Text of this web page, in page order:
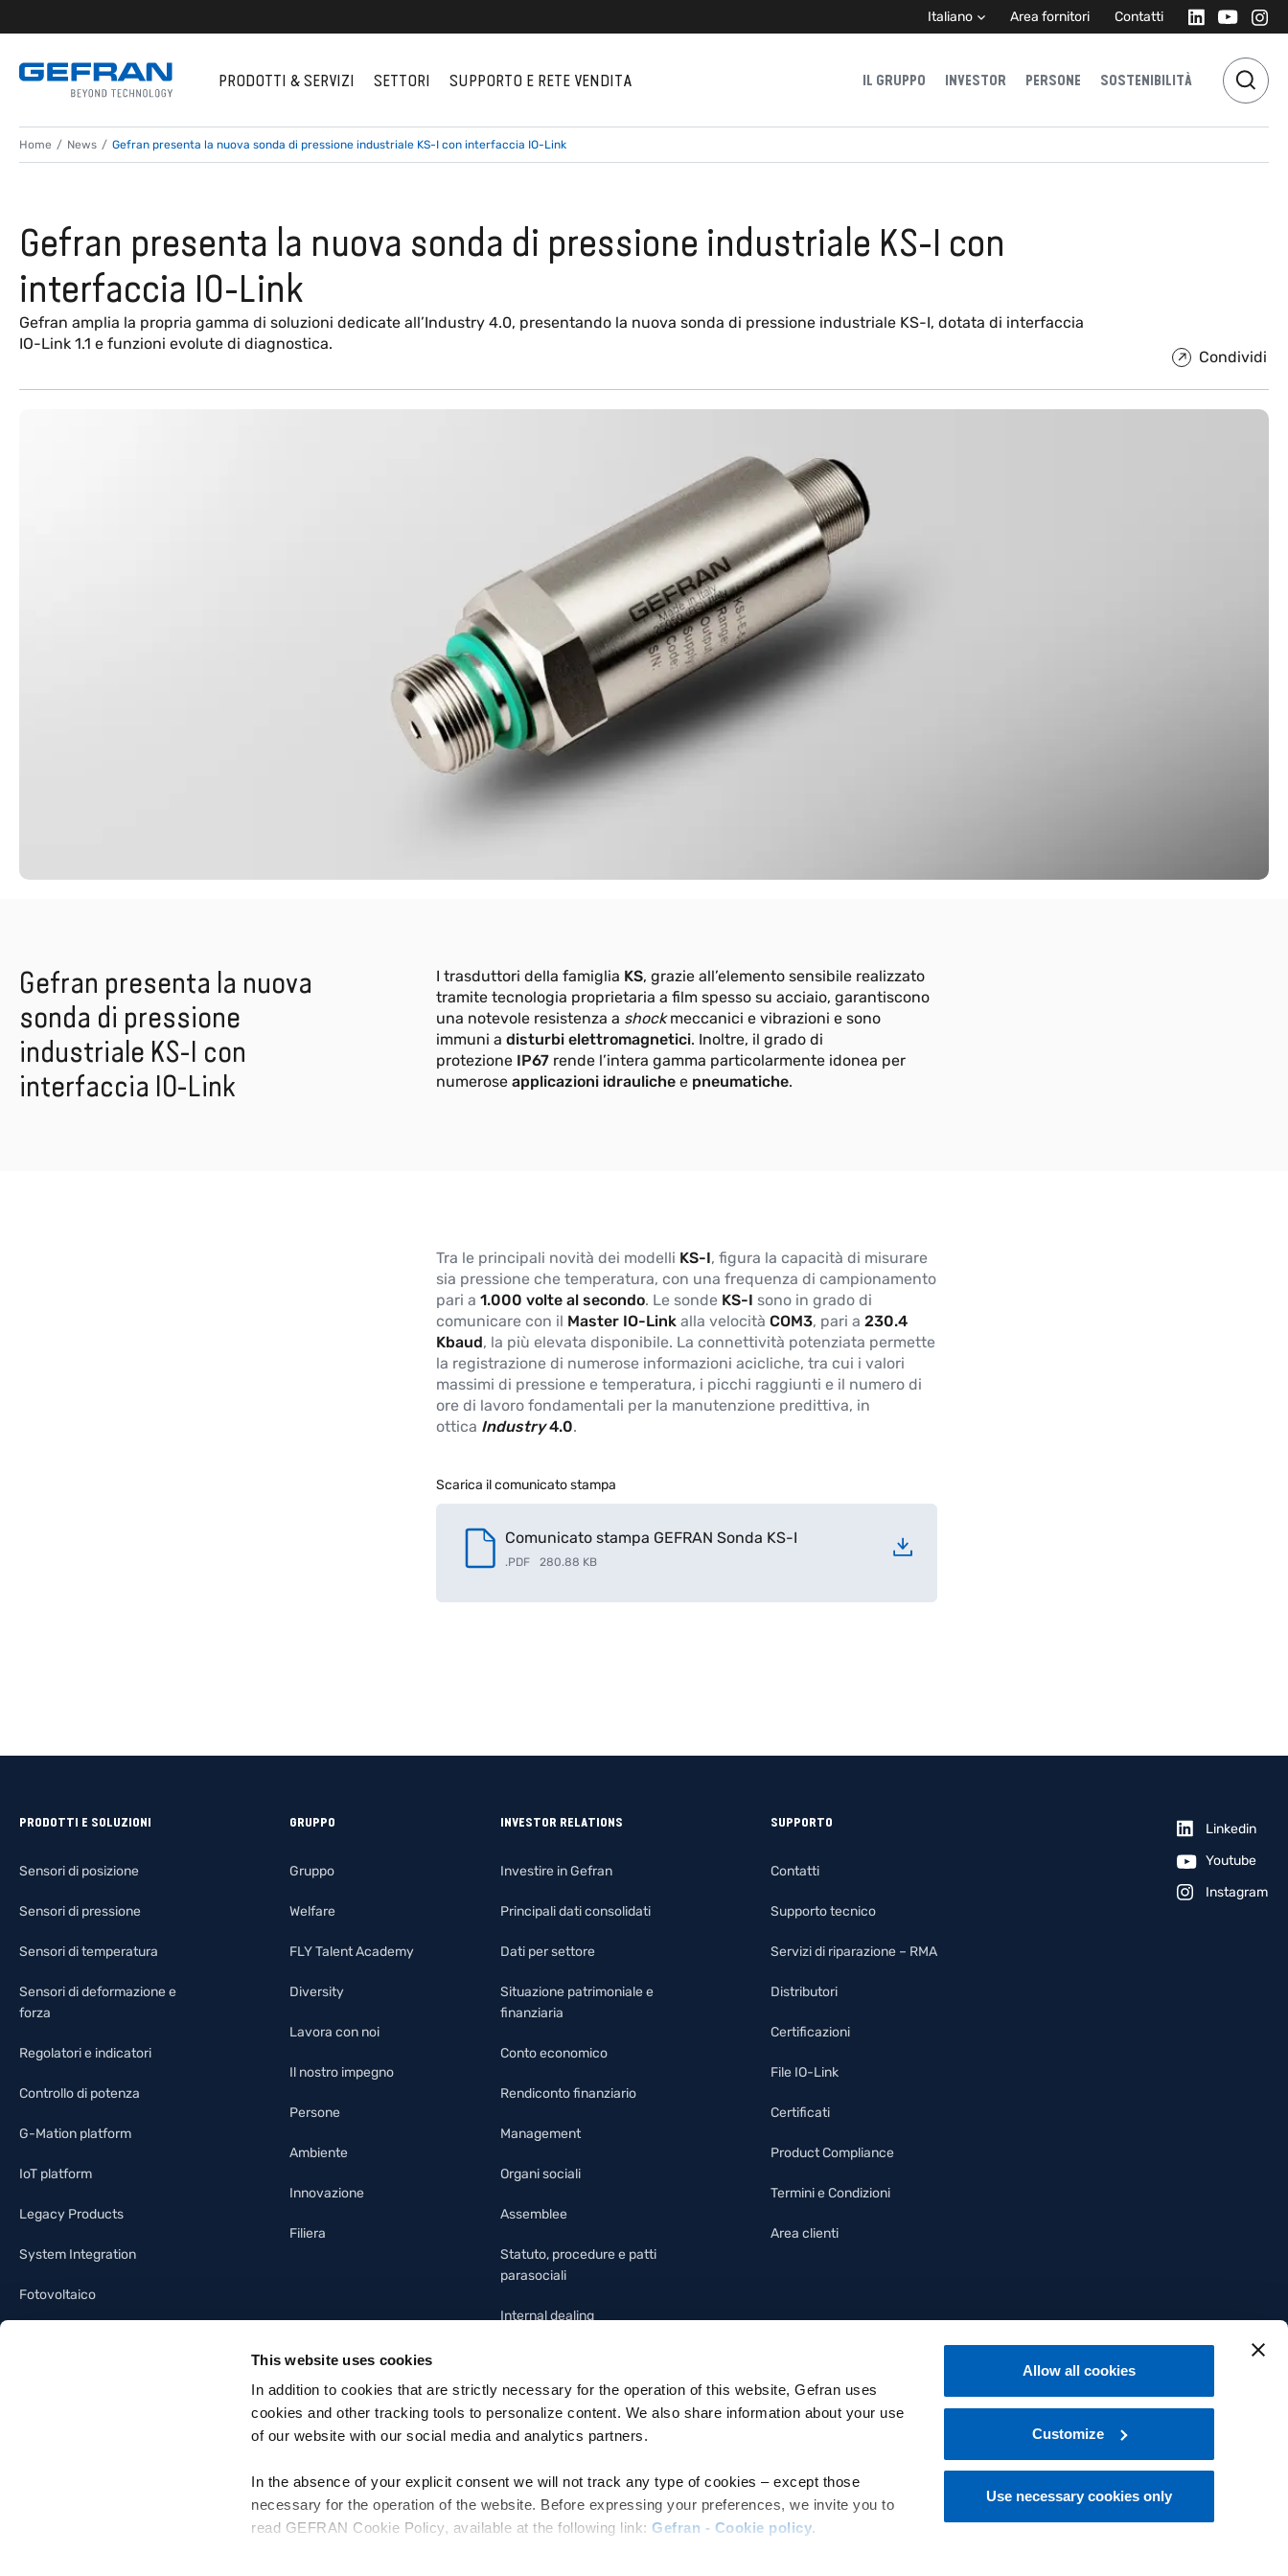
This website uses cookies
In addition to cookies that are strictly necessary for the operation of this website, Gefran uses
cookies and other tracking tools to personalize content. We also share information about your use
of our website with our social media and analytics partners.
In the absence of your explicit consent we will not track any type of cookies – except those
necessary for the operation of the website. Before expressing your preferences, we invite you to
read GEFRAN Cookie Policy, available at the following link:Gefran - Cookie policy.
Allow all cookies
Customize
Use necessary cookies only
Italiano Area fornitori Contatti
PRODOTTI & SERVIZI SETTORI SUPPORTO E RETE VENDITA IL GRUPPO INVESTOR PERSONE SOSTENIBILITÀ
Home News Gefran presenta la nuova sonda di pressione industriale KS-I con interfaccia IO-Link
Gefran presenta la nuova sonda di pressione industriale KS-I con
interfaccia IO-Link
Gefran amplia la propria gamma di soluzioni dedicate all’Industry 4.0, presentando la nuova sonda di pressione industriale KS-I, dotata di interfaccia
IO-Link 1.1 e funzioni evolute di diagnostica.
Condividi
Gefran presenta la nuova
sonda di pressione
industriale KS-I con
interfaccia IO-Link
I trasduttori della famiglia KS, grazie all’elemento sensibile realizzato
tramite tecnologia proprietaria a film spesso su acciaio, garantiscono
una notevole resistenza a shockmeccanici e vibrazioni e sono
immuni a disturbi elettromagnetici. Inoltre, il grado di
protezione IP67rende l’intera gamma particolarmente idonea per
numerose applicazioni idrauliche epneumatiche.
Tra le principali novità dei modelli KS-I, figura la capacità di misurare
sia pressione che temperatura, con una frequenza di campionamento
pari a 1.000 volte al secondo. Le sonde KS-I sono in grado di
comunicare con il Master IO-Linkalla velocità COM3, pari a 230.4
Kbaud, la più elevata disponibile. La connettività potenziata permette
la registrazione di numerose informazioni acicliche, tra cui i valori
massimi di pressione e temperatura, i picchi raggiunti e il numero di
ore di lavoro fondamentali per la manutenzione predittiva, in
ottica Industry4.0.
Scarica il comunicato stampa
Comunicato stampa GEFRAN Sonda KS-I
.PDF 280.88 KB
PRODOTTI E SOLUZIONI
Sensori di posizione
Sensori di pressione
Sensori di temperatura
Sensori di deformazione e
forza
Regolatori e indicatori
Controllo di potenza
G-Mation platform
IoT platform
Legacy Products
System Integration
Fotovoltaico
GRUPPO
Gruppo
Welfare
FLY Talent Academy
Diversity
Lavora con noi
Il nostro impegno
Persone
Ambiente
Innovazione
Filiera
INVESTOR RELATIONS
Investire in Gefran
Principali dati consolidati
Dati per settore
Situazione patrimoniale e
finanziaria
Conto economico
Rendiconto finanziario
Management
Organi sociali
Assemblee
Statuto, procedure e patti
parasociali
Internal dealing
SUPPORTO
Contatti
Supporto tecnico
Servizi di riparazione – RMA
Distributori
Certificazioni
File IO-Link
Certificati
Product Compliance
Termini e Condizioni
Area clienti
Linkedin
Youtube
Instagram
Gefran SpA - Via Sebina, 74, 25050 Provaglio d'Iseo, Brescia - Italia
Tel. +39 030 9888 1 - P. IVA 03032420170 - Codice destinatario fattura elettronica: MZO2A0U
Italiano